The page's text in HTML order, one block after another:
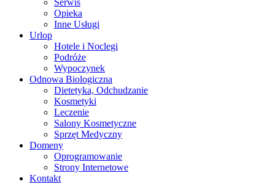
Serwis
Opieka
Inne Usługi
Urlop
Hotele i Noclegi
Podróże
Wypoczynek
Odnowa Biologiczna
Dietetyka, Odchudzanie
Kosmetyki
Leczenie
Salony Kosmetyczne
Sprzęt Medyczny
Domeny
Oprogramowanie
Strony Internetowe
Kontakt